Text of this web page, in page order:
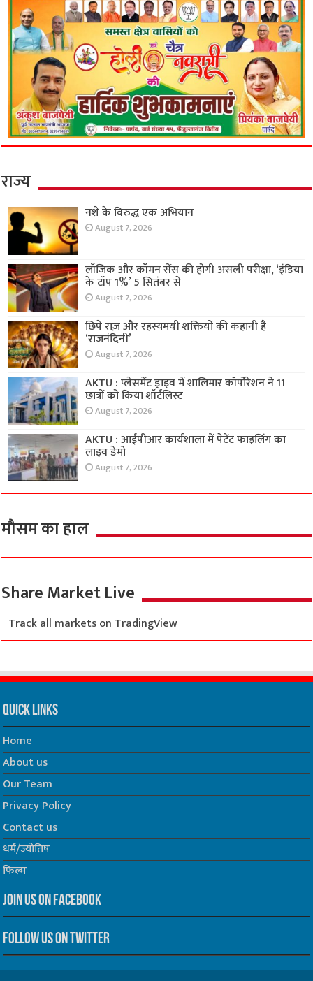
राज्य
नशे के विरुद्ध एक अभियान
August 7, 2026
लॉजिक और कॉमन सेंस की होगी असली परीक्षा, ‘इंडिया
के टॉप 1%’ 5 सितंबर से
August 7, 2026
छिपे राज़ और रहस्यमयी शक्तियों की कहानी है
‘राजनंदिनी’
August 7, 2026
AKTU : प्लेसमेंट ड्राइव में शालिमार कॉर्पोरेशन ने 11
छात्रों को किया शॉर्टलिस्ट
August 7, 2026
AKTU : आईपीआर कार्यशाला में पेटेंट फाइलिंग का
लाइव डेमो
August 7, 2026
मौसम का हाल
Share Market Live
Track all markets on TradingView
Quick Links
Home
About us
Our Team
Privacy Policy
Contact us
धर्म/ज्योतिष
फिल्म
Join us on Facebook
Follow us on Twitter